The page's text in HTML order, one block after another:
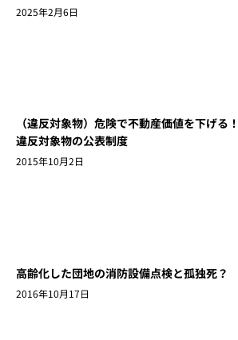
2025年2月6日
（違反対象物）危険で不動産価値を下げる！
違反対象物の公表制度
2015年10月2日
高齢化した団地の消防設備点検と孤独死？
2016年10月17日